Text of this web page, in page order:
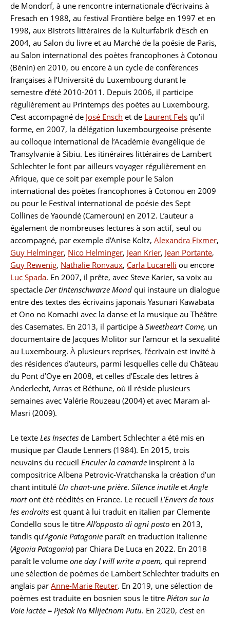
de Mondorf, à une rencontre internationale d’écrivains à
Fresach en 1988, au festival Frontière belge en 1997 et en
1998, aux Bistrots littéraires de la Kulturfabrik d’Esch en
2004, au Salon du livre et au Marché de la poésie de Paris,
au Salon international des poètes francophones à Cotonou
(Bénin) en 2010, ou encore à un cycle de conférences
françaises à l’Université du Luxembourg durant le
semestre d’été 2010-2011. Depuis 2006, il participe
régulièrement au Printemps des poètes au Luxembourg.
C’est accompagné de José Ensch et de Laurent Fels qu’il
forme, en 2007, la délégation luxembourgeoise présente
au colloque international de l’Académie évangélique de
Transylvanie à Sibiu. Les itinéraires littéraires de Lambert
Schlechter le font par ailleurs voyager régulièrement en
Afrique, que ce soit par exemple pour le Salon
international des poètes francophones à Cotonou en 2009
ou pour le Festival international de poésie des Sept
Collines de Yaoundé (Cameroun) en 2012. L’auteur a
également de nombreuses lectures à son actif, seul ou
accompagné, par exemple d’Anise Koltz, Alexandra Fixmer,
Guy Helminger, Nico Helminger, Jean Krier, Jean Portante,
Guy Rewenig, Nathalie Ronvaux, Carla Lucarelli ou encore
Luc Spada. En 2007, il prête, avec Steve Karier, sa voix au
spectacle Der tintenschwarze Mond qui instaure un dialogue
entre des textes des écrivains japonais Yasunari Kawabata
et Ono no Komachi avec la danse et la musique au Théâtre
des Casemates. En 2013, il participe à Sweetheart Come, un
documentaire de Jacques Molitor sur l’amour et la sexualité
au Luxembourg. À plusieurs reprises, l’écrivain est invité à
des résidences d’auteurs, parmi lesquelles celle du Château
du Pont d’Oye en 2008, et celles d’Escale des lettres à
Anderlecht, Arras et Béthune, où il réside plusieurs
semaines avec Valérie Rouzeau (2004) et avec Maram al-
Masri (2009).
Le texte Les Insectes de Lambert Schlechter a été mis en
musique par Claude Lenners (1984). En 2015, trois
neuvains du recueil Enculer la camarde inspirent à la
compositrice Albena Petrovic-Vratchanska la création d’un
chant intitulé Un chant-une prière. Silence inutile etAngle
mortont été réédités en France. Le recueil L’Envers de tous
les endroits est quant à lui traduit en italien par Clemente
Condello sous le titreAll’opposto di ogni posto en 2013,
tandis qu’Agonie Patagonie paraît en traduction italienne
(Agonia Patagonia) par Chiara De Luca en 2022. En 2018
paraît le volume one day I will write a poem, qui reprend
une sélection de poèmes de Lambert Schlechter traduits en
anglais par Anne-Marie Reuter. En 2019, une sélection de
poèmes est traduite en bosnien sous le titre Piéton sur la
Voie lactée = Pješak Na Mliječnom Putu. En 2020, c’est en